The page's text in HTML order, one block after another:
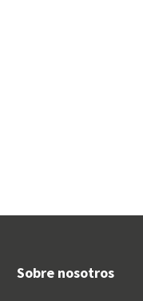
Sobre nosotros